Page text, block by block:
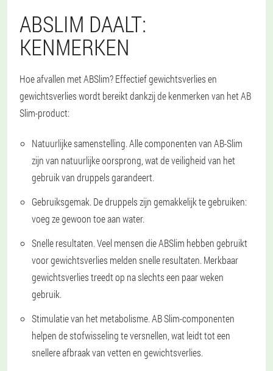
ABSLIM DAALT:
KENMERKEN
Hoe afvallen met ABSlim? Effectief gewichtsverlies en
gewichtsverlies wordt bereikt dankzij de kenmerken van het AB
Slim-product:
Natuurlijke samenstelling. Alle componenten van AB-Slim
zijn van natuurlijke oorsprong, wat de veiligheid van het
gebruik van druppels garandeert.
Gebruiksgemak. De druppels zijn gemakkelijk te gebruiken:
voeg ze gewoon toe aan water.
Snelle resultaten. Veel mensen die ABSlim hebben gebruikt
voor gewichtsverlies melden snelle resultaten. Merkbaar
gewichtsverlies treedt op na slechts een paar weken
gebruik.
Stimulatie van het metabolisme. AB Slim-componenten
helpen de stofwisseling te versnellen, wat leidt tot een
snellere afbraak van vetten en gewichtsverlies.